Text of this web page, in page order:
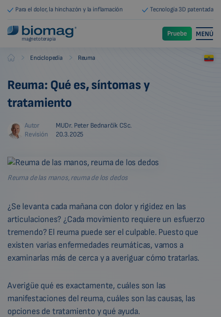
Para el dolor, la hinchazón y la inflamación Tecnología 3D patentada
magnetoterapia
Pruebe MENÚ
Biomag Enciclopedia Reuma
Reuma: Qué es, síntomas y
tratamiento
Autor
MUDr. Peter Bednarčík CSc.
Revisión
20.3.2025
Reuma de las manos, reuma de los dedos
¿Se levanta cada mañana con dolor y rigidez en las
articulaciones? ¿Cada movimiento requiere un esfuerzo
tremendo? El reuma puede ser el culpable. Puesto que
existen varias enfermedades reumáticas, vamos a
examinarlas más de cerca y a averiguar cómo tratarlas.
Averigüe qué es exactamente, cuáles son las
manifestaciones del reuma, cuáles son las causas, las
opciones de tratamiento y qué ayuda.